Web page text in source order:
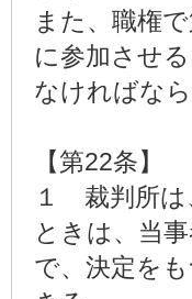
また、職権
に参加させ
なければな
【第22条】
１ 裁判所は
ときは、当
で、決定を